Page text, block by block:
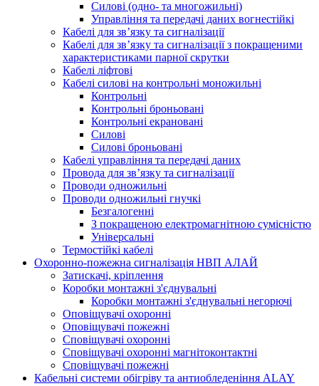
Силові (одно- та многожильні)
Управління та передачі даних вогнестійкі
Кабелі для зв’язку та сигналізації
Кабелі для зв’язку та сигналізації з покращеними
характеристиками парної скрутки
Кабелі ліфтові
Кабелі силові на контрольні моножильні
Контрольні
Контрольні броньовані
Контрольні екрановані
Силові
Силові броньовані
Кабелі управління та передачі даних
Провода для зв’язку та сигналізації
Проводи одножильні
Проводи одножильні гнучкі
Безгалогенні
З покращеною електромагнітною сумісністю
Універсальні
Термостійкі кабелі
Охоронно-пожежна сигналізація НВП АЛАЙ
Затискачі, кріплення
Коробки монтажні з'єднувальні
Коробки монтажні з'єднувальні негорючі
Оповіщувачі охоронні
Оповіщувачі пожежні
Сповіщувачі охоронні
Сповіщувачі охоронні магнітоконтактні
Сповіщувачі пожежні
Кабельні системи обігріву та антиобледеніння ALAY